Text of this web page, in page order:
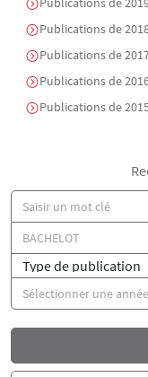
Publications de
Publications de
Publications de
Publications de